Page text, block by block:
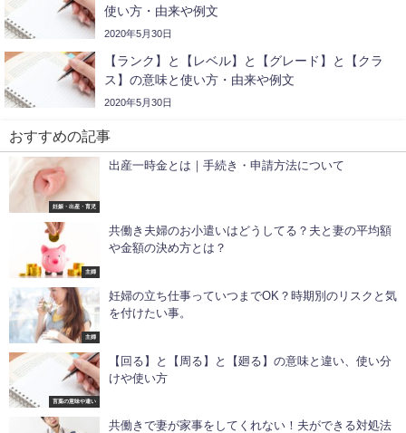
使い方・由来や例文
2020年5月30日
【ランク】と【レベル】と【グレード】と【クラ
ス】の意味と使い方・由来や例文
2020年5月30日
おすすめの記事
妊娠・出産・育児
出産一時金とは｜手続き・申請方法について
主婦
共働き夫婦のお小遣いはどうしてる？夫と妻の平均額
や金額の決め方とは？
主婦
妊婦の立ち仕事っていつまでOK？時期別のリスクと気
を付けたい事。
言葉の意味や違い
【回る】と【周る】と【廻る】の意味と違い、使い分
けや使い方
共働きで妻が家事をしてくれない！夫ができる対処法